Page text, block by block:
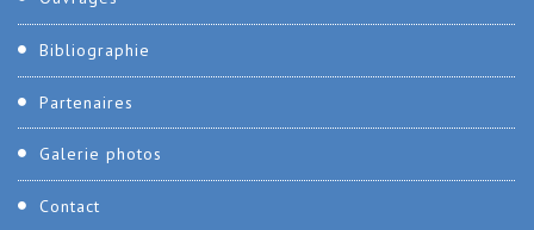
Bibliographie
Partenaires
Galerie photos
Contact